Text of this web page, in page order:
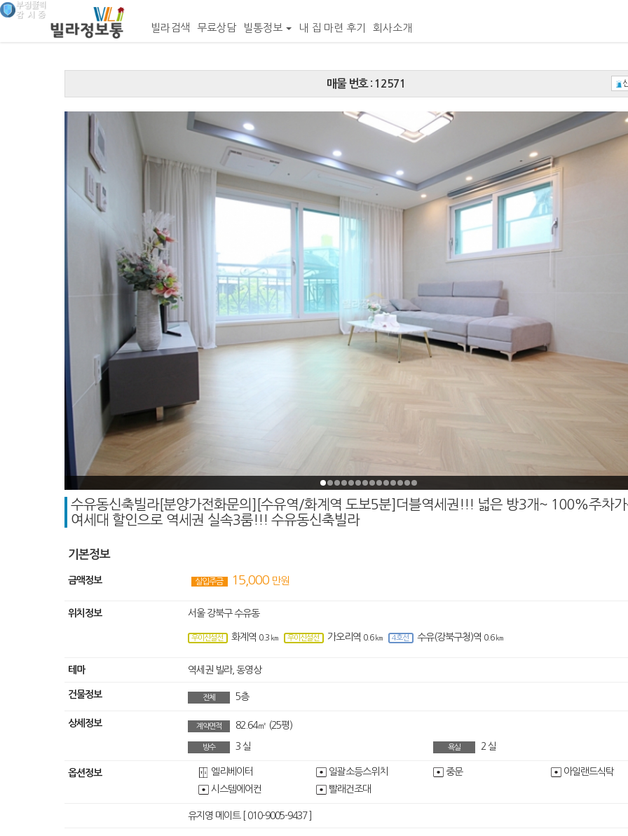
빌라검색 무료상담 빌통정보 내 집 마련 후기 회사소개
매물 번호 : 12571
수유동신축빌라[분양가전화문의][수유역/화계역 도보5분]더블역세권!!! 넓은 방3개~ 100%주차
여세대 할인으로 역세권 실속3룸!!! 수유동신축빌라
기본정보
금액정보 실입주금 15,000 만원
위치정보 서울 강북구 수유동
우이신설선 화계역 0.3 ㎞ 우이신설선 가오리역 0.6 ㎞ 4호선 수유(강북구청)역 0.6 ㎞
테마 역세권 빌라, 동영상
건물정보 전체 5층
상세정보 계약면적 82.64㎡ (25평)
방수 3 실 욕실 2 실
옵션정보 엘리베이터 일괄소등스위치 중문
아일랜드식탁
시스템에어컨
빨래건조대
유지영 메이트 [ 010-9005-9437 ]